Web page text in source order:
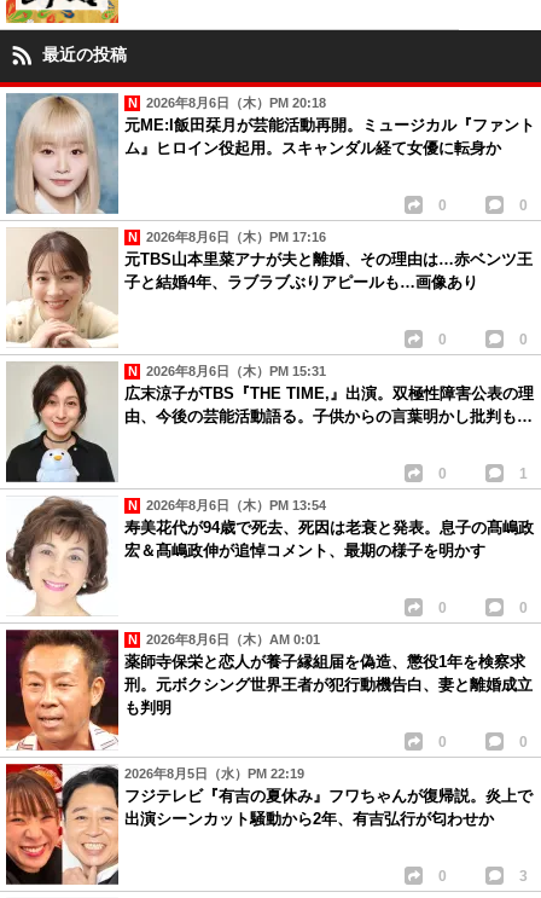
最近の投稿
2026年8月6日（木）PM 20:18
元ME:I飯田栞月が芸能活動再開。ミュージカル『ファント
ム』ヒロイン役起用。スキャンダル経て女優に転身か
0 0
2026年8月6日（木）PM 17:16
元TBS山本里菜アナが夫と離婚、その理由は…赤ベンツ王
子と結婚4年、ラブラブぶりアピールも…画像あり
0 0
2026年8月6日（木）PM 15:31
広末涼子がTBS『THE TIME,』出演。双極性障害公表の理
由、今後の芸能活動語る。子供からの言葉明かし批判も…
0 1
2026年8月6日（木）PM 13:54
寿美花代が94歳で死去、死因は老衰と発表。息子の髙嶋政
宏＆髙嶋政伸が追悼コメント、最期の様子を明かす
0 0
2026年8月6日（木）AM 0:01
薬師寺保栄と恋人が養子縁組届を偽造、懲役1年を検察求
刑。元ボクシング世界王者が犯行動機告白、妻と離婚成立
も判明
0 0
2026年8月5日（水）PM 22:19
フジテレビ『有吉の夏休み』フワちゃんが復帰説。炎上で
出演シーンカット騒動から2年、有吉弘行が匂わせか
0 3